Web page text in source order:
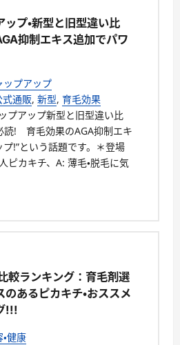
プ・新型と旧型違い比
抑制エキス追加でパワ
ップアップ
式通販, 新型, 育毛効果
プアップ新型と旧型違い比
読! 育毛効果のAGA抑制エキ
!”という話題です。＊登場
ピカキチ、A: 薄毛・脱毛に気
較ランキング：育毛剤選
あるピカキチ・おススメ
!!!
健康